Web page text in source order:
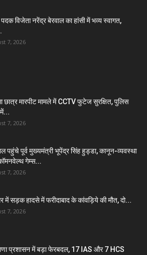
विजेता नरेंद्र बेरवाल का हांसी में भव्य स्वागत,
7, 2026
छात्र मारपीट मामले में CCTV फुटेज सुरक्षित, पुलिस
7, 2026
पहुंचे पूर्व मुख्यमंत्री भूपेंद्र सिंह हुड्डा, कानून-व्यवस्था
गेम्स...
7, 2026
में सड़क हादसे में फरीदाबाद के कांवड़िये की मौत, दो...
7, 2026
प्रशासन में बड़ा फेरबदल, 17 IAS और 7 HCS